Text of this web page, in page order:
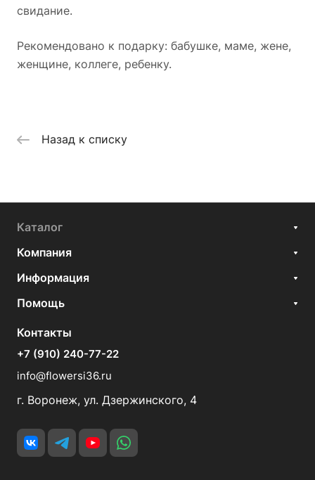
свидание.
Рекомендовано к подарку: бабушке, маме, жене,
женщине, коллеге, ребенку.
Назад к списку
Каталог
Компания
Информация
Помощь
Контакты
+7 (910) 240-77-22
info@flowersi36.ru
г. Воронеж, ул. Дзержинского, 4